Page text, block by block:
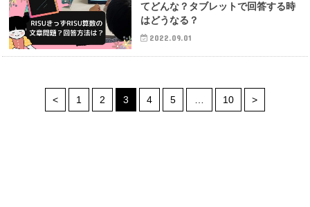
てどんな？タブレットで回答する時
はどうなる？
2022.09.01
< 1 2 3 4 5 10 >